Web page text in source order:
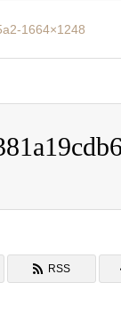
1664×1248
RSS